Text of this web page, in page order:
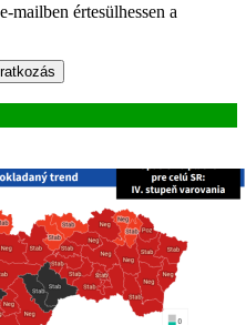
értesülhessen a